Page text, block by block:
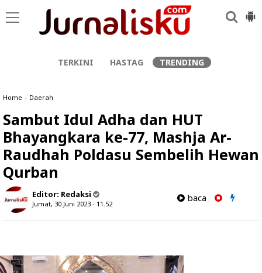
TERKINI HASTAG TRENDING
Home » Daerah
Sambut Idul Adha dan HUT
Bhayangkara ke-77, Mashja Ar-
Raudhah Poldasu Sembelih Hewan
Qurban
Editor: Redaksi
Jumat, 30 Juni 2023 - 11.52
baca